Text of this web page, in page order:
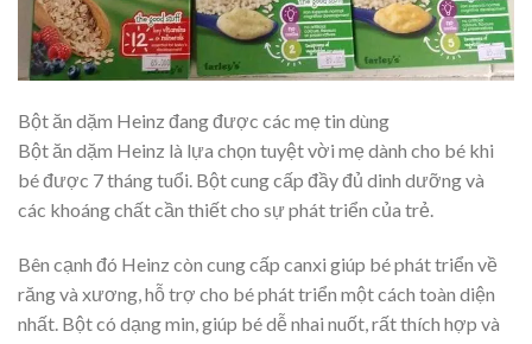
Bột ăn dặm Heinz đang được các mẹ tin dùng
Bột ăn dặm Heinz là lựa chọn tuyệt vời mẹ dành cho bé khi
bé được 7 tháng tuổi. Bột cung cấp đầy đủ dinh dưỡng và
các khoáng chất cần thiết cho sự phát triển của trẻ.
Bên cạnh đó Heinz còn cung cấp canxi giúp bé phát triển về
răng và xương, hỗ trợ cho bé phát triển một cách toàn diện
nhất. Bột có dạng min, giúp bé dễ nhai nuốt, rất thích hợp và